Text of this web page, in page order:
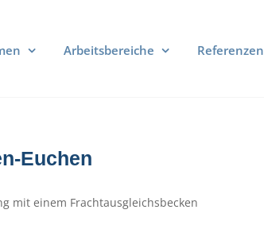
Arbeitsbereiche Referenzen
Euchen
mit einem Frachtausgleichsbecken